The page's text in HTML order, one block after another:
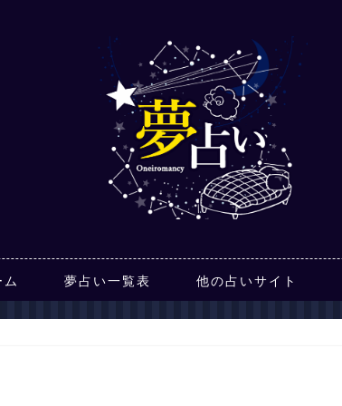
ム 夢占い一覧表 他の占いサイト